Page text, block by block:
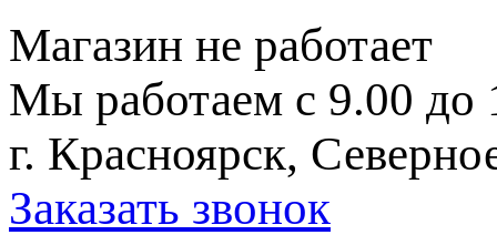
Магазин не работает
Мы работаем с 9.00 до
г. Красноярск,
Заказать звонок